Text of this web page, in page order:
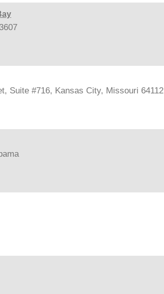
Suite #716, Kansas City, Missouri 64112